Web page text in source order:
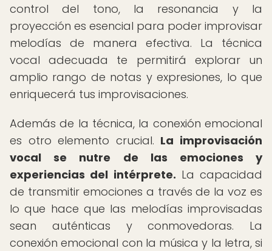
control del tono, la resonancia y la
proyección es esencial para poder improvisar
melodías de manera efectiva. La técnica
vocal adecuada te permitirá explorar un
amplio rango de notas y expresiones, lo que
enriquecerá tus improvisaciones.
Además de la técnica, la conexión emocional
es otro elemento crucial. La improvisación
vocal se nutre de las emociones y
experiencias del intérprete. La capacidad
de transmitir emociones a través de la voz es
lo que hace que las melodías improvisadas
sean auténticas y conmovedoras. La
conexión emocional con la música y la letra, si